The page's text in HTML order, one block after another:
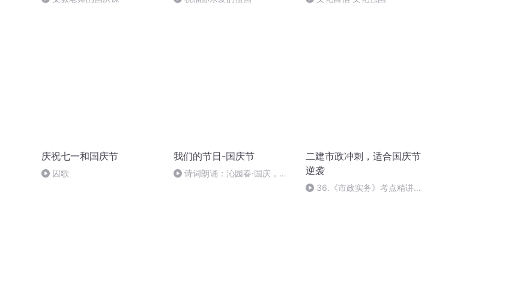
庆祝七一和国庆节
囚歌
我们的节日-国庆节
诗词朗诵：沁园春·国庆，朗
二建市政冲刺，适合国庆节
逆袭
36.《市政实务》考点精讲第